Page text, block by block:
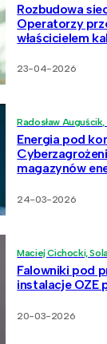
Rozbudowa
Operatorzy
właścicielem
23-04-2026
Radosław
Energia pod
magazynów
24-03-2026
Maciej Cichocki,
Falowniki pod
instalacje OZE
20-03-2026